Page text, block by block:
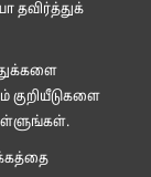
தவிர்த்துக்
குறியீடுகளை